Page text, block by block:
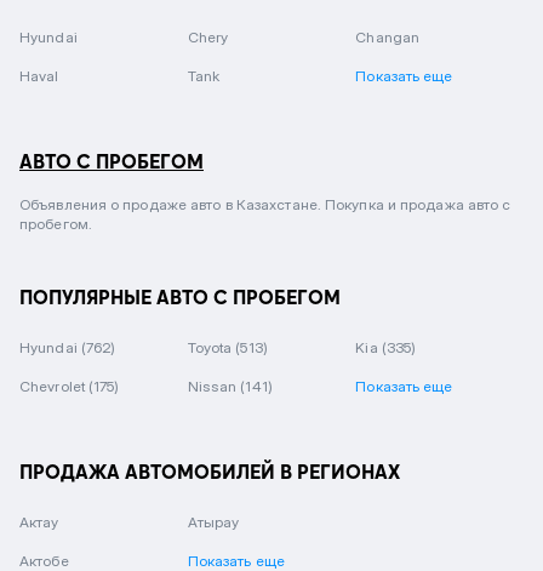
Hyundai Chery Changan
Haval Tank Показать еще
АВТО С ПРОБЕГОМ
Объявления о продаже авто в Казахстане. Покупка и продажа авто с
пробегом.
ПОПУЛЯРНЫЕ АВТО С ПРОБЕГОМ
Hyundai (762) Toyota (513) Kia (335)
Chevrolet (175) Nissan (141) Показать еще
ПРОДАЖА АВТОМОБИЛЕЙ В РЕГИОНАХ
Актау
Актобе
Атырау
Показать еще